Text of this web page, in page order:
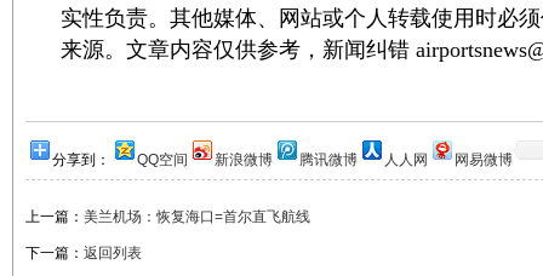
实性负责。其他媒体、网站或个人转载使用时必
来源。文章内容仅供参考，新闻纠错
分享到： QQ空间 新浪微博 腾讯微博 人人网 网易微博
上一篇： 美兰机场：恢复海口=首尔直飞航线
下一篇： 返回列表